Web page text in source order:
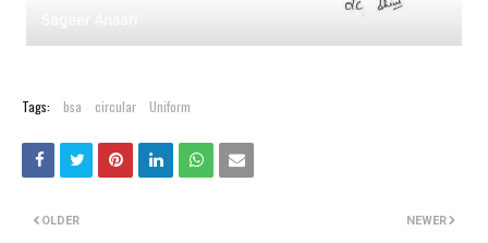
Tags: bsa circular Uniform
NEWER
OLDER